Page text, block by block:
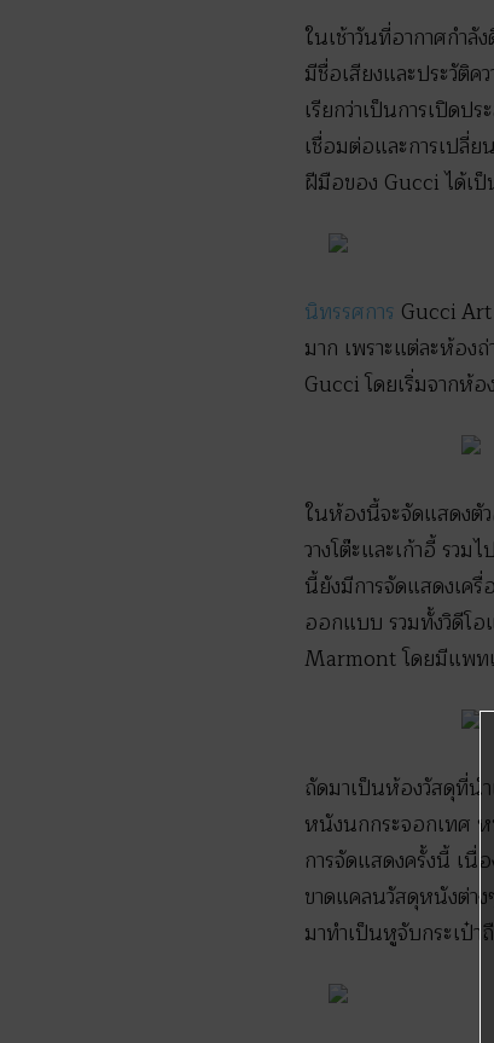
ในเช้าวันที่อากาศกำ
มีชื่อเสียงและประวัติ
เรียกว่าเป็นการเปิด
เชื่อมต่อและการเปลี่
ฝีมือของ Gucci ได้เป็
นิทรรศการ Gucci
มาก เพราะแต่ละห้อ
Gucci โดยเริ่มจากห้
ในห้องนี้จะจัดแสดงตั
วางโต๊ะและเก้าอี้ รว
นี้ยังมีการจัดแสดงเค
ออกแบบ รวมทั้งวิดีโ
Marmont โดยมีแพท
ถัดมาเป็นห้องวัสดุที่น
หนังนกกระจอกเทศ
การจัดแสดงครั้งนี้ เนื่
ขาดแคลนวัสดุหนังต่า
มาทำเป็นหูจับกระเป๋